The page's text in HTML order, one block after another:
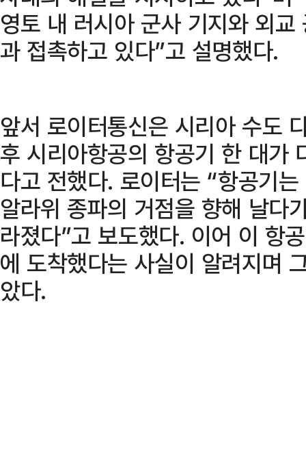
영토 내 러시아 군사 기지와 외
과 접촉하고 있다”고 설명했다.
앞서 로이터통신은 시리아 수도
후 시리아항공의 항공기 한 대가
다고 전했다. 로이터는 “항공기
알라위 종파의 거점을 향해 날다
라졌다”고 보도했다. 이어 이 항
에 도착했다는 사실이 알려지며
았다.